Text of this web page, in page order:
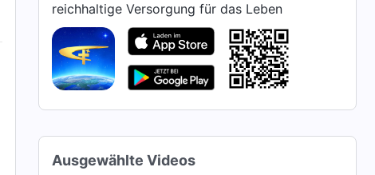
43:01
Glaubenszeugnis | Die
weiseste Entscheidung
meines Lebens
reichhaltige Versorgung für das Leben
Ausgewählte Videos